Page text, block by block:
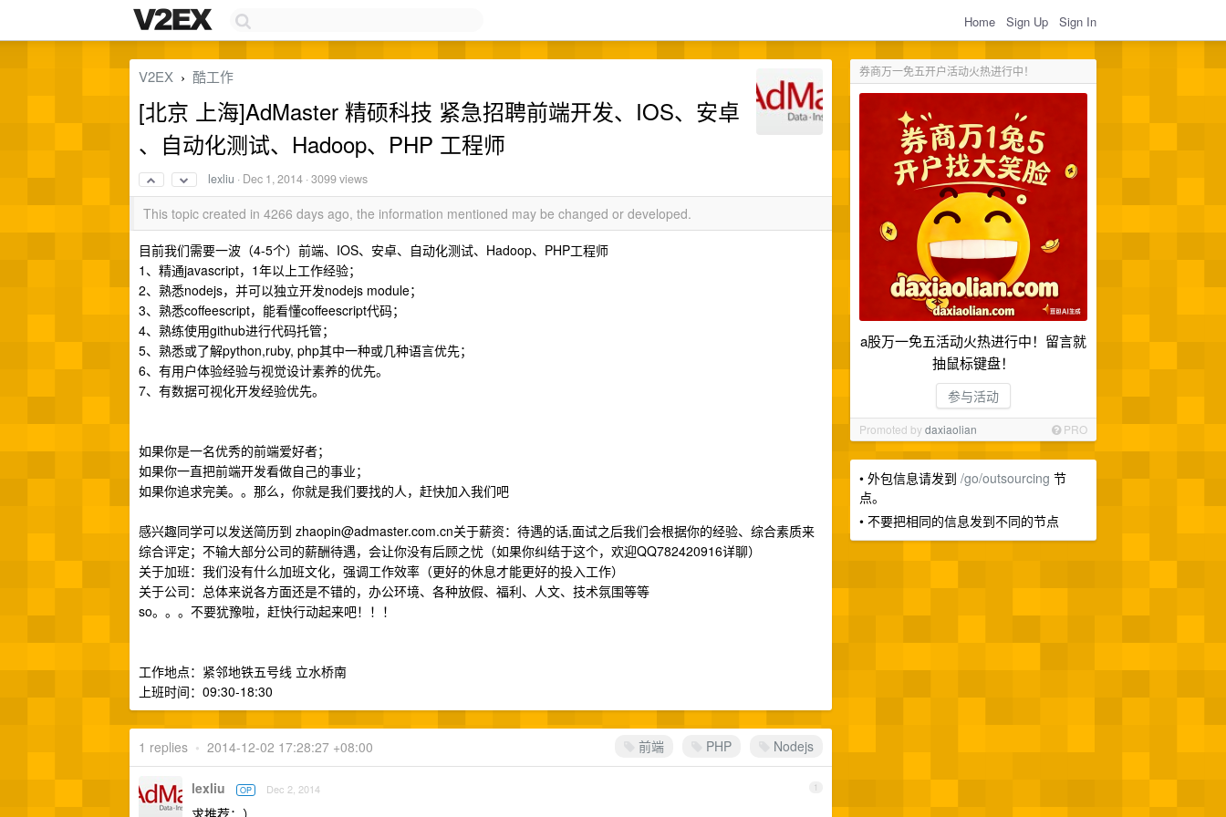
Home Sign Up Sign In
券商万一免五开户活动火热进行中！
a股万一免五活动火热进行中！留言就
抽鼠标键盘！
参与活动
Promoted bydaxiaolian PRO
• 外包信息请发到 /go/outsourcing 节
点。
• 不要把相同的信息发到不同的节点
V2EX › 酷工作
[北京 上海]AdMaster 精硕科技 紧急招聘前端开发、IOS、安卓
、自动化测试、Hadoop、PHP 工程师
lexliu · Dec 1, 2014 · 3099 views
This topic created in 4266 days ago, the information mentioned may be changed or developed.
目前我们需要一波（4-5个）前端、IOS、安卓、自动化测试、Hadoop、PHP工程师
1、精通javascript，1年以上工作经验；
2、熟悉nodejs，并可以独立开发nodejs module；
3、熟悉coffeescript，能看懂coffeescript代码；
4、熟练使用github进行代码托管；
5、熟悉或了解python,ruby, php其中一种或几种语言优先；
6、有用户体验经验与视觉设计素养的优先。
7、有数据可视化开发经验优先。
如果你是一名优秀的前端爱好者；
如果你一直把前端开发看做自己的事业；
如果你追求完美。。那么，你就是我们要找的人，赶快加入我们吧
感兴趣同学可以发送简历到 zhaopin@admaster.com.cn关于薪资：待遇的话,面试之后我们会根据你的经验、综合素质来
综合评定；不输大部分公司的薪酬待遇，会让你没有后顾之忧（如果你纠结于这个，欢迎QQ782420916详聊）
关于加班：我们没有什么加班文化，强调工作效率（更好的休息才能更好的投入工作）
关于公司：总体来说各方面还是不错的，办公环境、各种放假、福利、人文、技术氛围等等
so。。。不要犹豫啦，赶快行动起来吧！！！
工作地点：紧邻地铁五号线 立水桥南
上班时间：09:30-18:30
前端 PHP Nodejs
1 replies • 2014-12-02 17:28:27 +08:00
1
lexliu OP Dec 2, 2014
求推荐：）